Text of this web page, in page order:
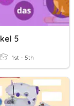
5
1st - 5th